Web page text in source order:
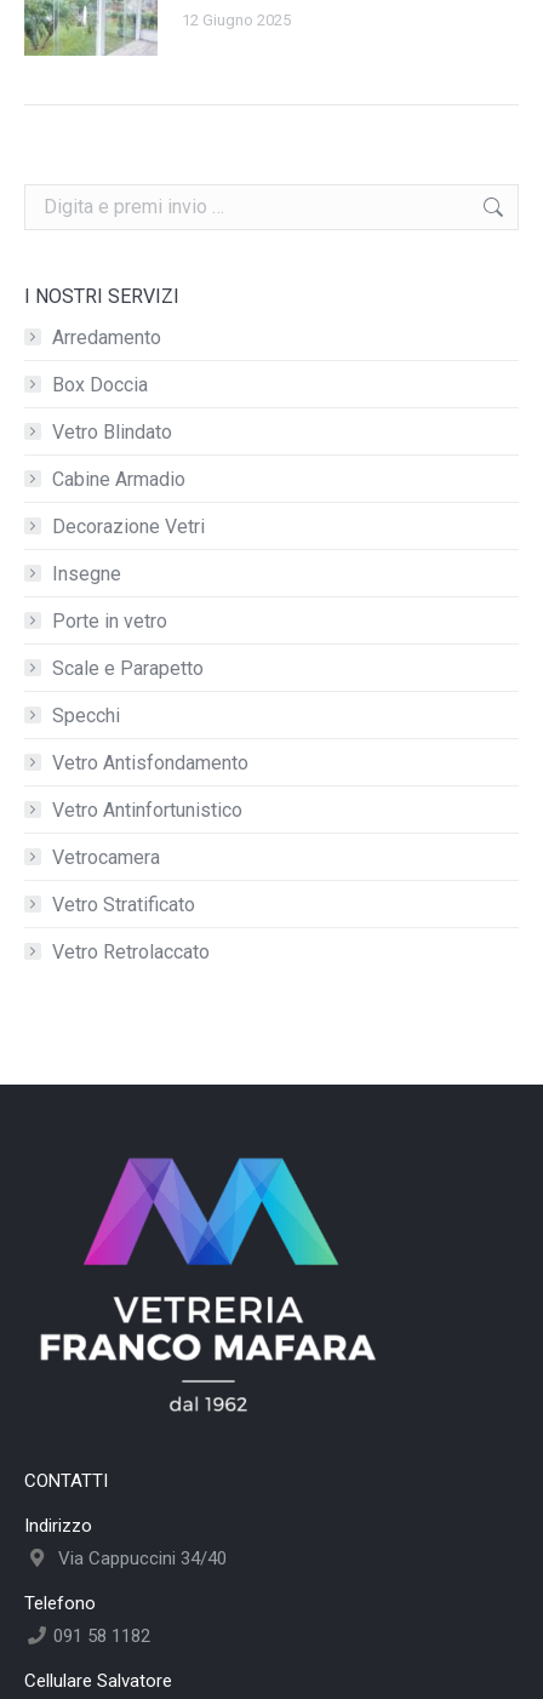
12 Giugno 2025
Search:
I NOSTRI SERVIZI
Arredamento
Box Doccia
Vetro Blindato
Cabine Armadio
Decorazione Vetri
Insegne
Porte in vetro
Scale e Parapetto
Specchi
Vetro Antisfondamento
Vetro Antinfortunistico
Vetrocamera
Vetro Stratificato
Vetro Retrolaccato
CONTATTI
Indirizzo
Via Cappuccini 34/40
Telefono
091 58 1182
Cellulare Salvatore